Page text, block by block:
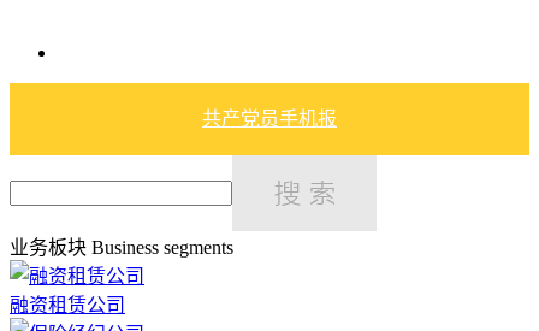
共产党员手机报
业务板块 Business segments
融资租赁公司